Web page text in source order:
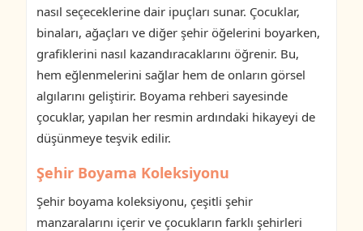
nasıl seçeceklerine dair ipuçları sunar. Çocuklar,
binaları, ağaçları ve diğer şehir öğelerini boyarken,
grafiklerini nasıl kazandıracaklarını öğrenir. Bu,
hem eğlenmelerini sağlar hem de onların görsel
algılarını geliştirir. Boyama rehberi sayesinde
çocuklar, yapılan her resmin ardındaki hikayeyi de
düşünmeye teşvik edilir.
Şehir Boyama Koleksiyonu
Şehir boyama koleksiyonu, çeşitli şehir
manzaralarını içerir ve çocukların farklı şehirleri